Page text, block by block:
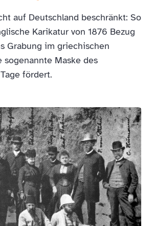
auf Deutschland beschränkt: So
Karikatur von 1876 Bezug
Grabung im griechischen
sogenannte Maske des
fördert.